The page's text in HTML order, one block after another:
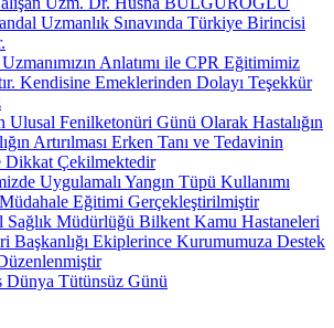
Uzmanlık Sınavında Türkiye Birincisi
Anlatımı ile CPR Eğitimimiz
Kendisine Emeklerinden Dolayı Teşekkür
Ulusal Fenilketonüri Günü Olarak Hastalığın
Artırılması Erken Tanı ve Tedavinin
Dikkat Çekilmektedir
Uygulamalı Yangın Tüpü Kullanımı
Müdahale Eğitimi Gerçekleştirilmiştir
Sağlık Müdürlüğü Bilkent Kamu Hastaneleri
Başkanlığı Ekiplerince Kurumumuza Destek
Dünya Tütünsüz Günü